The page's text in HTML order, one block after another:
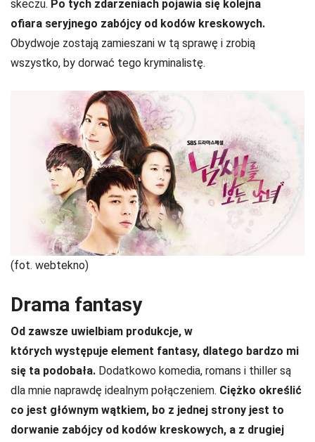
skeczu. Po tych zdarzeniach pojawia się kolejna
ofiara seryjnego zabójcy od kodów kreskowych.
Obydwoje zostają zamieszani w tą sprawę i zrobią
wszystko, by dorwać tego kryminalistę.
(fot. webtekno)
Drama fantasy
Od zawsze uwielbiam produkcje, w
których występuje element fantasy, dlatego bardzo mi
się ta podobała. Dodatkowo komedia, romans i thiller są
dla mnie naprawdę idealnym połączeniem. Ciężko określić
co jest głównym wątkiem, bo z jednej strony jest to
dorwanie zabójcy od kodów kreskowych, a z drugiej